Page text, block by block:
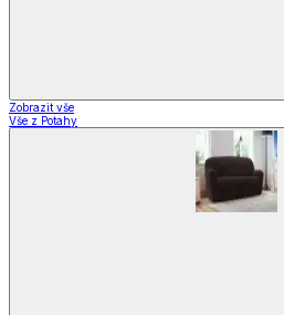
Zobrazit vše
Vše z Potahy